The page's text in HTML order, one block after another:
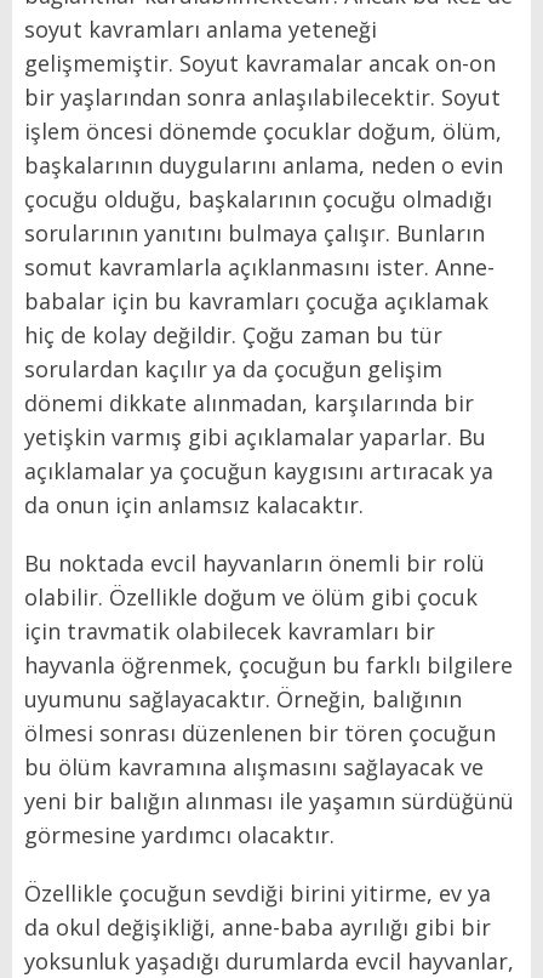
soyut kavramları anlama yeteneği
gelişmemiştir. Soyut kavramalar ancak on-on
bir yaşlarından sonra anlaşılabilecektir. Soyut
işlem öncesi dönemde çocuklar doğum, ölüm,
başkalarının duygularını anlama, neden o evin
çocuğu olduğu, başkalarının çocuğu olmadığı
sorularının yanıtını bulmaya çalışır. Bunların
somut kavramlarla açıklanmasını ister. Anne-
babalar için bu kavramları çocuğa açıklamak
hiç de kolay değildir. Çoğu zaman bu tür
sorulardan kaçılır ya da çocuğun gelişim
dönemi dikkate alınmadan, karşılarında bir
yetişkin varmış gibi açıklamalar yaparlar. Bu
açıklamalar ya çocuğun kaygısını artıracak ya
da onun için anlamsız kalacaktır.
Bu noktada evcil hayvanların önemli bir rolü
olabilir. Özellikle doğum ve ölüm gibi çocuk
için travmatik olabilecek kavramları bir
hayvanla öğrenmek, çocuğun bu farklı bilgilere
uyumunu sağlayacaktır. Örneğin, balığının
ölmesi sonrası düzenlenen bir tören çocuğun
bu ölüm kavramına alışmasını sağlayacak ve
yeni bir balığın alınması ile yaşamın sürdüğünü
görmesine yardımcı olacaktır.
Özellikle çocuğun sevdiği birini yitirme, ev ya
da okul değişikliği, anne-baba ayrılığı gibi bir
yoksunluk yaşadığı durumlarda evcil hayvanlar,